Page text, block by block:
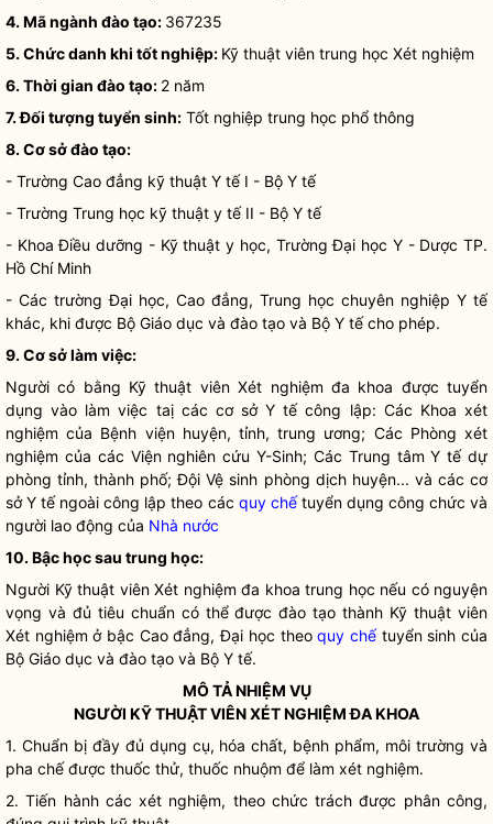
4. Mã ngành đào tạo: 367235
5. Chức danh khi tốt nghiệp: Kỹ thuật viên trung học Xét nghiệm
6. Thời gian đào tạo: 2 năm
7. Đối tượng tuyển sinh: Tốt nghiệp trung học phổ thông
8. Cơ sở đào tạo:
- Trường Cao đẳng kỹ thuật Y tế I - Bộ Y tế
- Trường Trung học kỹ thuật y tế II - Bộ Y tế
- Khoa Điều dưỡng - Kỹ thuật y học, Trường Đại học Y - Dược TP.
Hồ Chí Minh
- Các trường Đại học, Cao đẳng, Trung học chuyên nghiệp Y tế
khác, khi được Bộ Giáo dục và đào tạo và Bộ Y tế cho phép.
9. Cơ sở làm việc:
Người có bằng Kỹ thuật viên Xét nghiệm đa khoa được tuyển
dụng vào làm việc taị các cơ sở Y tế công lập: Các Khoa xét
nghiệm của Bệnh viện huyện, tỉnh, trung ương; Các Phòng xét
nghiệm của các Viện nghiên cứu Y-Sinh; Các Trung tâm Y tế dự
phòng tỉnh, thành phố; Đội Vệ sinh phòng dịch huyện... và các cơ
sở Y tế ngoài công lập theo các quy chếtuyển dụng công chức và
người lao động của Nhà nước
10. Bậc học sau trung học:
Người Kỹ thuật viên Xét nghiệm đa khoa trung học nếu có nguyện
vọng và đủ tiêu chuẩn có thể được đào tạo thành Kỹ thuật viên
Xét nghiệm ở bậc Cao đẳng, Đại học theoquy chếtuyển sinh của
Bộ Giáo dục và đào tạo và Bộ Y tế.
MÔ TẢ NHIỆM VỤ
NGƯỜI KỸ THUẬT VIÊN XÉT NGHIỆM ĐA KHOA
1. Chuẩn bị đầy đủ dụng cụ, hóa chất, bệnh phẩm, môi trường và
pha chế được thuốc thử, thuốc nhuộm để làm xét nghiệm.
2. Tiến hành các xét nghiệm, theo chức trách được phân công,